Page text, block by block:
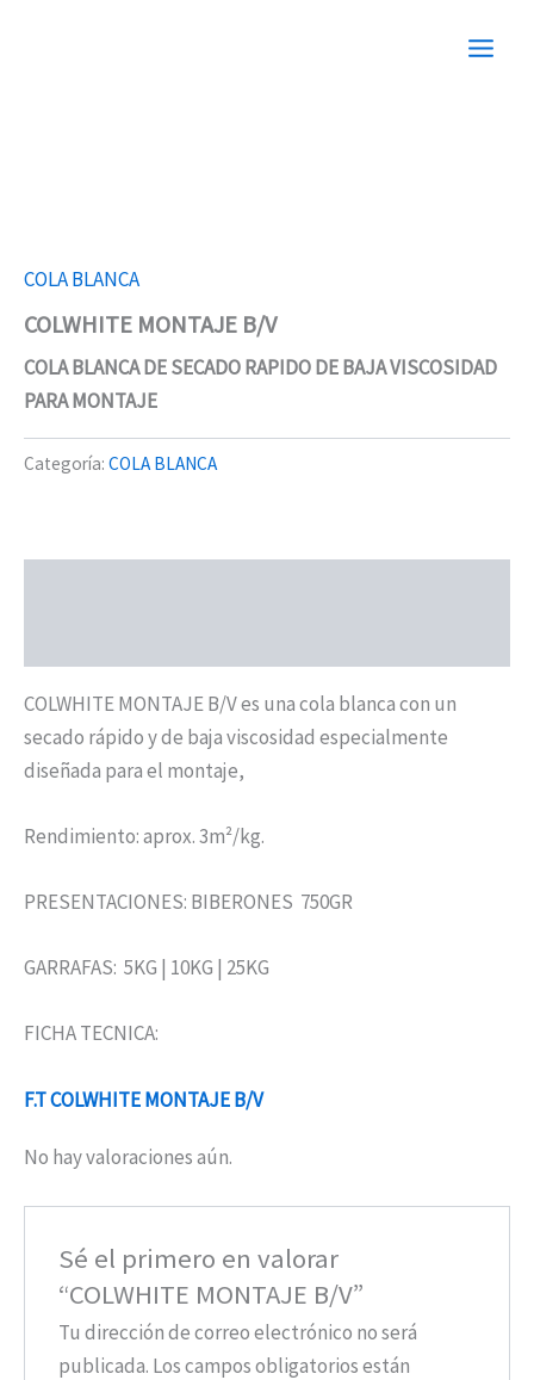
COLA BLANCA
COLWHITE MONTAJE B/V
COLA BLANCA DE SECADO RAPIDO DE BAJA VISCOSIDAD
PARA MONTAJE
Categoría: COLA BLANCA
COLWHITE MONTAJE B/V es una cola blanca con un
secado rápido y de baja viscosidad especialmente
diseñada para el montaje,
Rendimiento: aprox. 3m²/kg.
PRESENTACIONES: BIBERONES 750GR
GARRAFAS: 5KG | 10KG | 25KG
FICHA TECNICA:
F.T COLWHITE MONTAJE B/V
No hay valoraciones aún.
Sé el primero en valorar
“COLWHITE MONTAJE B/V”
Tu dirección de correo electrónico no será
publicada. Los campos obligatorios están